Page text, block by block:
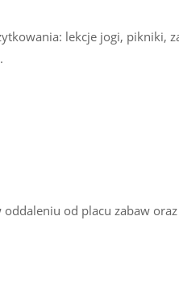
lekcje jogi,
od placu zabaw